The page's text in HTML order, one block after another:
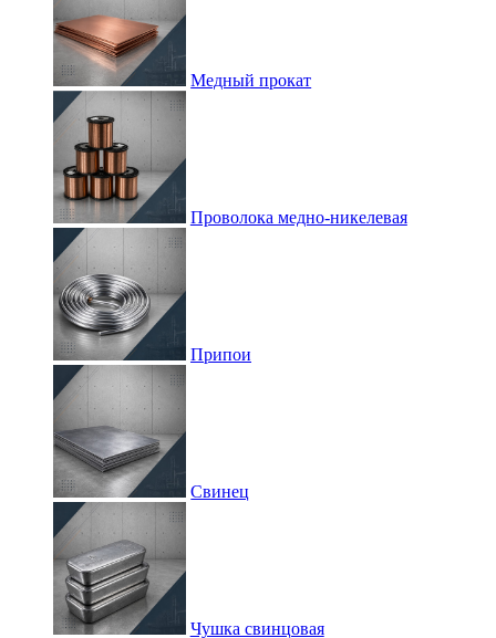
Медный прокат
Проволока медно-никелевая
Припои
Свинец
Чушка свинцовая